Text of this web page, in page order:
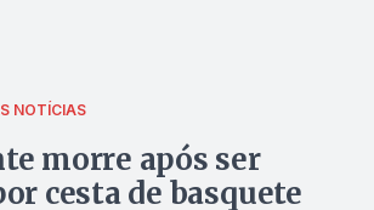
NOTÍCIAS
morre após ser
cesta de basquete